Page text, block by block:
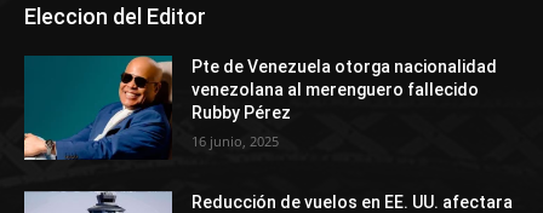
Eleccion del Editor
Pte de Venezuela otorga nacionalidad
venezolana al merenguero fallecido
Rubby Pérez
16 junio, 2025
Reducción de vuelos en EE. UU. afectara